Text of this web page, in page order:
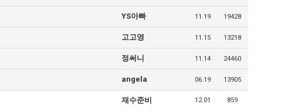
YS아빠 11.19 19428
고고영 11.15 13218
정써니 11.14 24460
angela 06.19 13905
재수준비 12.01 859